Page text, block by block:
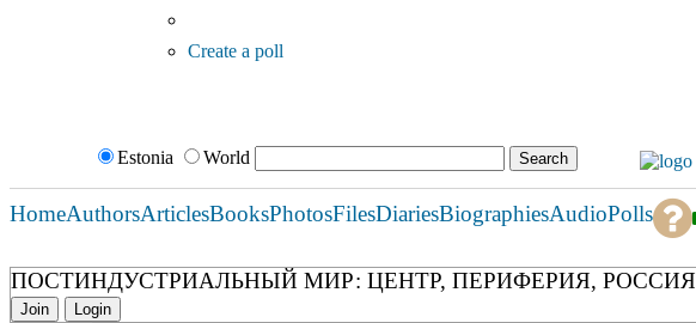
Create a poll
Estonia World
HomeAuthorsArticlesBooksPhotosFilesDiariesBiographiesAudioPolls
ПОСТИНДУСТРИАЛЬНЫЙ МИР: ЦЕНТР, ПЕРИФЕРИЯ, РОССИЯ
Join Login